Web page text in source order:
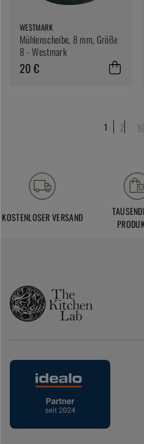
WESTMARK
Mühlenscheibe, 8 mm, Größe
8 - Westmark
20 €
1 2
KOSTENLOSER VERSAND